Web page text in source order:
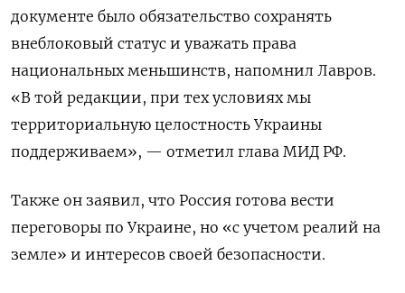
документе было обязательство сохранять
внеблоковый статус и уважать права
национальных меньшинств, напомнил Лавров.
«В той редакции, при тех условиях мы
территориальную целостность Украины
поддерживаем», — отметил глава МИД РФ.
Также он заявил, что Россия готова вести
переговоры по Украине, но «с учетом реалий на
земле» и интересов своей безопасности.